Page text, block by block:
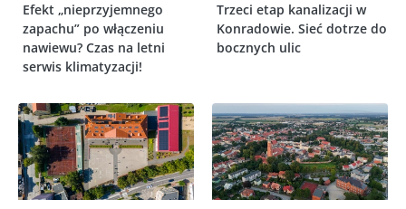
Efekt „nieprzyjemnego
zapachu” po włączeniu
nawiewu? Czas na letni
serwis klimatyzacji!
Trzeci etap kanalizacji w
Konradowie. Sieć dotrze do
bocznych ulic